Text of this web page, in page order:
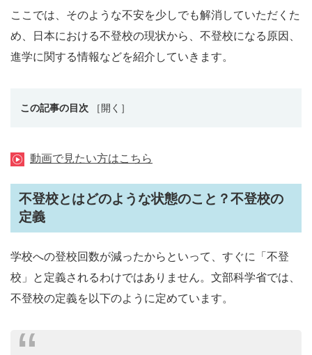
ここでは、そのような不安を少しでも解消していただくた
め、日本における不登校の現状から、不登校になる原因、
進学に関する情報などを紹介していきます。
この記事の目次
動画で見たい方はこちら
不登校とはどのような状態のこと？不登校の
定義
学校への登校回数が減ったからといって、すぐに「不登
校」と定義されるわけではありません。文部科学省では、
不登校の定義を以下のように定めています。